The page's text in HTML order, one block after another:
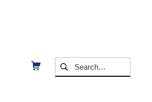
Shopping Cart SUCHEN NACH: